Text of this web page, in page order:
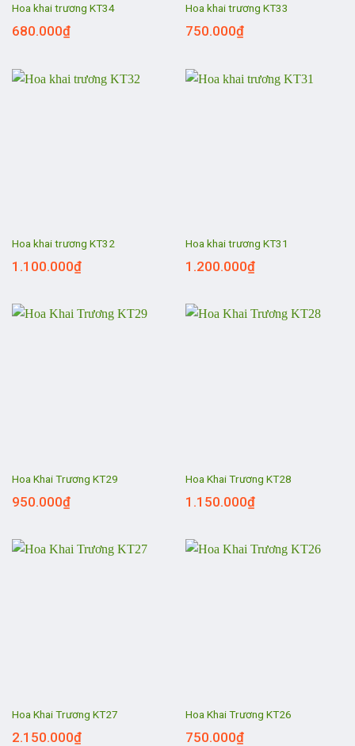
Hoa khai trương KT34
680.000₫
Hoa khai trương KT33
750.000₫
Hoa khai trương KT32
1.100.000₫
Hoa khai trương KT31
1.200.000₫
Hoa Khai Trương KT29
950.000₫
Hoa Khai Trương KT28
1.150.000₫
Hoa Khai Trương KT27
2.150.000₫
Hoa Khai Trương KT26
750.000₫